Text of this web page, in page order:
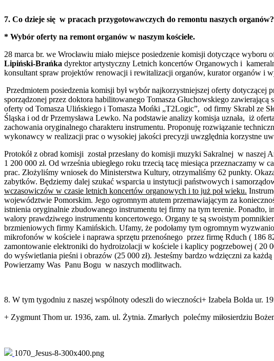
7. Co dzieje się w pracach przygotowawczych do remontu naszych organów?
* Wybór oferty na remont organów w naszym kościele.
28 marca br. we Wrocławiu miało miejsce posiedzenie komisji dotyczące
Lipiński-Brańka dyrektor artystyczny Letnich koncertów Organowych i
konsultant spraw projektów renowacji i rewitalizacji organów, kurator organów i
Przedmiotem posiedzenia komisji był wybór najkorzystniejszej oferty
sporządzonej przez doktora habilitowanego Tomasza Głuchowskiego
oferty od Tomasza Ulińskiego i Tomasza Mońki „T2Logic”, od firmy Skrabl ze
Śląska i od dr Przemysława Lewko. Na podstawie analizy komisja uznała, iż
zachowania oryginalnego charakteru instrumentu. Proponuję rozwiązanie
wykonawcy w realizacji prac o wysokiej jakości precyzji uwzględnia korzystne
Protokół z obrad komisji został przesłany do komisji muzyki Sakralnej w
1 200 000 zł. Od września ubiegłego roku trzecią tacę miesiąca przeznaczamy w
prac. Złożyliśmy wniosek do Ministerstwa Kultury, otrzymaliśmy 62 punkty.
zabytków. Będziemy dalej szukać wsparcia u instytucji państwowych i
wczasowiczów w czasie letnich koncertów organowych i to już poł wieku.
województwie Pomorskim. Jego ogromnym atutem przemawiającym za
istnienia oryginalnie zbudowanego instrumentu tej firmy na tym terenie.
walory prawdziwego instrumentu koncertowego. Organy te są swoistym
brzmieniowych firmy Kamińskich. Ufamy, że podołamy tym ogromnym
mikrofonów w kościele i naprawa sprzętu przenośnego przez firmę Rduch ( 186
zamontowanie elektroniki do hydroizolacji w kościele i kaplicy pogrzebowej ( 20
do wyświetlania pieśni i obrazów (25 000 zł). Jesteśmy bardzo wdzięczni za
Powierzamy Was Panu Bogu w naszych modlitwach.
8. W tym tygodniu z naszej wspólnoty odeszli do wieczności+ Izabela Bolda ur.
+ Zygmunt Thom ur. 1936, zam. ul. Żytnia. Zmarłych polećmy miłosierdziu
1070_Jesus-8-300x400.png